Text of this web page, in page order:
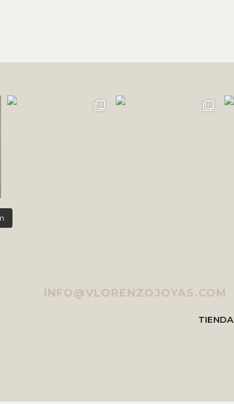
INFO@VLORENZOJOYAS.COM
TIENDA